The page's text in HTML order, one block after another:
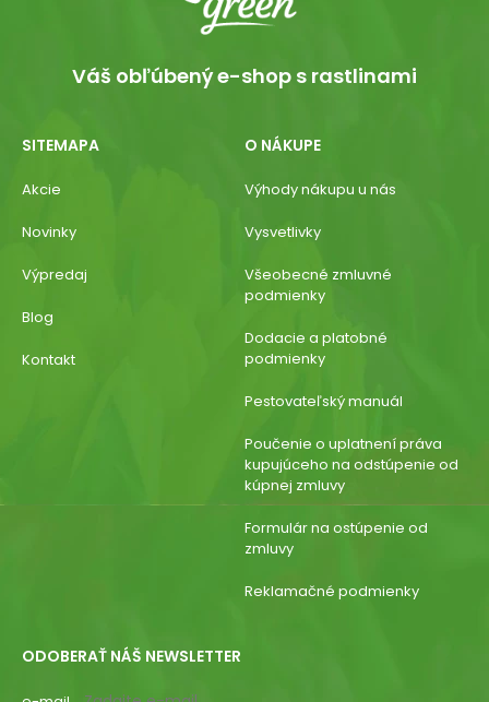
Váš obľúbený e-shop s rastlinami
SITEMAPA
Akcie
Novinky
Výpredaj
Blog
Kontakt
O NÁKUPE
Výhody nákupu u nás
Vysvetlivky
Všeobecné zmluvné
podmienky
Dodacie a platobné
podmienky
Pestovateľský manuál
Poučenie o uplatnení práva
kupujúceho na odstúpenie od
kúpnej zmluvy
Formulár na ostúpenie od
zmluvy
Reklamačné podmienky
ODOBERAŤ NÁŠ NEWSLETTER